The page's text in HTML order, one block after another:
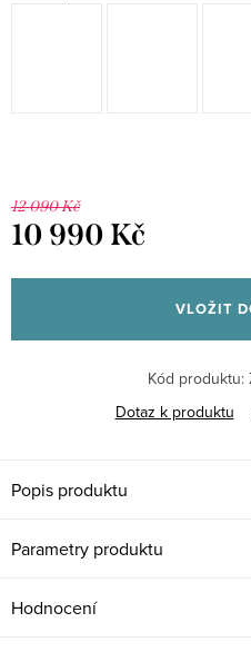
12 090 Kč
10 990 Kč
cena:
VLOŽIT
Kód produktu:
Dotaz k produktu
Popis produktu
Parametry produktu
Hodnocení